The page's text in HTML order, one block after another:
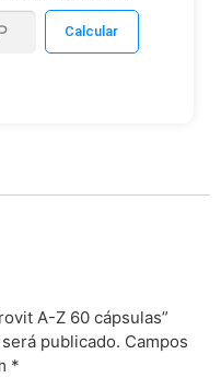
A-Z 60 cápsulas”
publicado. Campos
*